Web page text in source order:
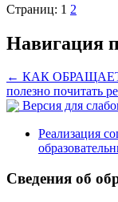
Страниц: 1 2
Навигация
← КАК
полезно почитать
Версия для
Реализация
Сведения об